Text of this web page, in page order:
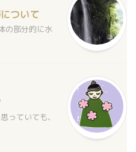
ついて
の部分的に水
っていても、